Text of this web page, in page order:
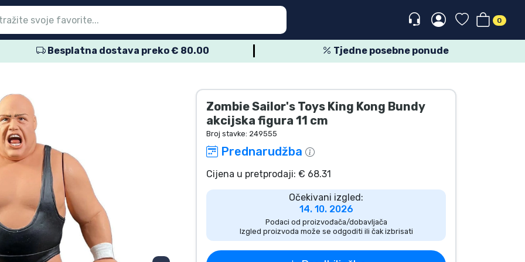
0
Besplatna dostava preko € 80.00 Tjedne posebne ponude
Zombie Sailor's Toys King Kong Bundy
akcijska figura 11 cm
Broj stavke: 249555
Prednarudžba
Cijena u pretprodaji: € 68.31
Očekivani izgled:
14. 10. 2026
Podaci od proizvođača/dobavljača
Izgled proizvoda može se odgoditi ili čak izbrisati
glavni izbornik
glavni izbornik
glavni izbornik
glavni izbornik
glavni izbornik
glavni izbornik
glavni izbornik
glavni izbornik
glavni izbornik